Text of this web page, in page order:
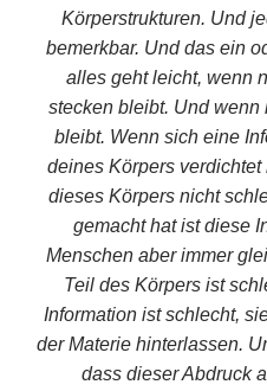
Körperstrukturen. Und
bemerkbar. Und das ein
alles geht leicht, wenn
stecken bleibt. Und wenn
bleibt. Wenn sich eine
deines Körpers
dieses Körpers nicht
gemacht hat ist diese
Menschen aber immer
Teil des Körpers ist
Information ist schlecht,
der Materie hinterlassen.
dass dieser Abdruck